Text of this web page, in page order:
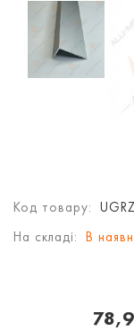
Код товару:
На складі: В